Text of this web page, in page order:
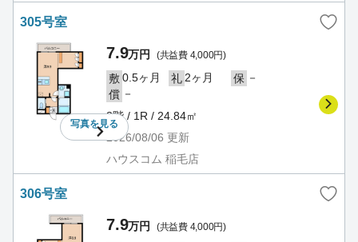
305号室
写真を見る
7.9万円 (共益費 4,000円)
敷0.5ヶ月 礼 2ヶ月 保 －
償 －
3階 / 1R / 24.84㎡
2026/08/06 更新
ハウスコム 稲毛店
306号室
7.9万円 (共益費 4,000円)